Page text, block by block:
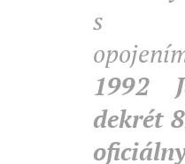
s
1992
dekrét